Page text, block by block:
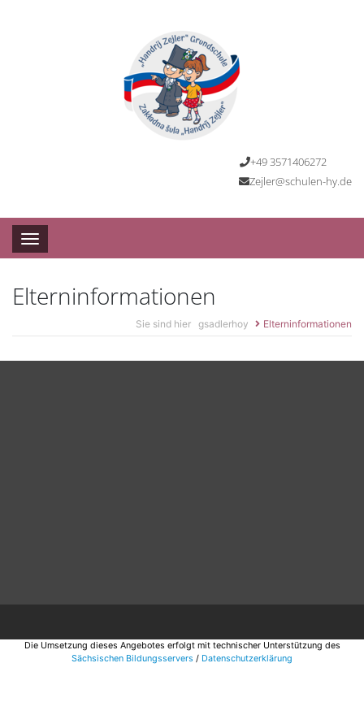
+49 3571406272
Zejler@schulen-hy.de
Toggle navigation
Elterninformationen
Sie sind hier gsadlerhoy Elterninformationen
Die Umsetzung dieses Angebotes erfolgt mit technischer Unterstützung des
Sächsischen Bildungsservers / Datenschutzerklärung